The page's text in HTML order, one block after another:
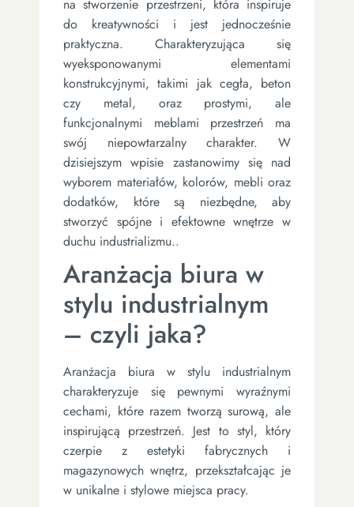
na stworzenie przestrzeni, która inspiruje
do kreatywności i jest jednocześnie
praktyczna. Charakteryzująca się
wyeksponowanymi elementami
konstrukcyjnymi, takimi jak cegła, beton
czy metal, oraz prostymi, ale
funkcjonalnymi meblami przestrzeń ma
swój niepowtarzalny charakter. W
dzisiejszym wpisie zastanowimy się nad
wyborem materiałów, kolorów, mebli oraz
dodatków, które są niezbędne, aby
stworzyć spójne i efektowne wnętrze w
duchu industrializmu..
Aranżacja biura w
stylu industrialnym
– czyli jaka?
Aranżacja biura w stylu industrialnym
charakteryzuje się pewnymi wyraźnymi
cechami, które razem tworzą surową, ale
inspirującą przestrzeń. Jest to styl, który
czerpie z estetyki fabrycznych i
magazynowych wnętrz, przekształcając je
w unikalne i stylowe miejsca pracy.